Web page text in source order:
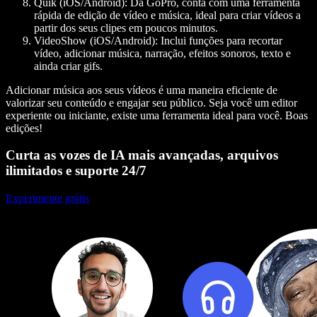
rápida de edição de vídeo e música, ideal para criar vídeos a
partir dos seus clipes em poucos minutos.
VideoShow (iOS/Android): Inclui funções para recortar
vídeo, adicionar música, narração, efeitos sonoros, texto e
ainda criar gifs.
Adicionar música aos seus vídeos é uma maneira eficiente de
valorizar seu conteúdo e engajar seu público. Seja você um editor
experiente ou iniciante, existe uma ferramenta ideal para você. Boas
edições!
Curta as vozes de IA mais avançadas, arquivos
ilimitados e suporte 24/7
Experimente grátis